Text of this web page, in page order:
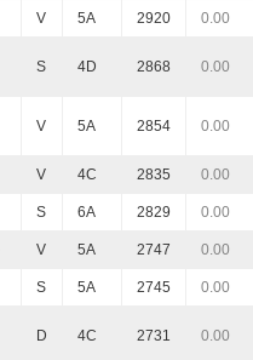
V 5A 2920 0.00
S 4D 2868 0.00
V 5A 2854 0.00
V 4C 2835 0.00
S 6A 2829 0.00
V 5A 2747 0.00
S 5A 2745 0.00
D 4C 2731 0.00